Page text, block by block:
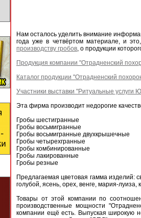
Нам осталось уделить внимание
года уже в четвёртом материале, и
производству гробов, о продукции
Продукция компании "Отрадненский
Каталог продукции "Отрадненский
Участники выставки "Ритуальные услуги
Эта фирма производит недорогие
Гробы шестигранные
Гробы восьмигранные
Гробы восьмигранные двухкрышечные
Гробы четырехгранные
Гробы комбинированные
Гробы лакированные
Гробы резные
Предлагаемая цветовая гамма изделий:
голубой, ясень, орех, венге, мария-луиза,
Товары от этой компании по
производственные мощности
компании ещё есть. Выпуская широкую